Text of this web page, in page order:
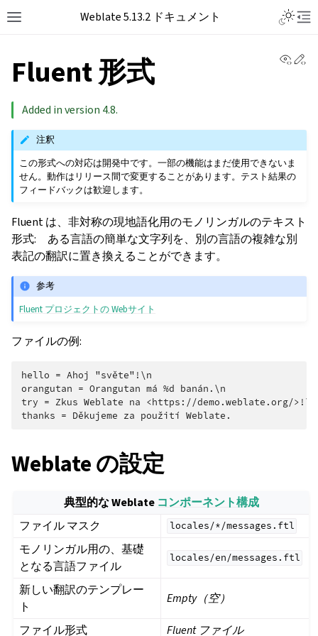
Toggle site navigation sidebar
Weblate 5.13.2 ドキュメント
Fluent 形式
Added in version 4.8.
注釈
この形式への対応は開発中です。一部の機能はまだ使用できないま
せん。動作はリリース間で変更することがあります。テスト結果の
フィードバックは歓迎します。
Fluent は、非対称の現地語化用のモノリンガルのテキスト
形式: ある言語の簡単な文字列を、別の言語の複雑な別
表記の翻訳に置き換えることができます。
参考
Fluent プロジェクトの Webサイト
ファイルの例:
hello = Ahoj "světe"!\n
orangutan = Orangutan má %d banán.\n
try = Zkus Weblate na <https://demo.weblate.org/>!\n
Weblate の設定
典型的な Weblate コンポーネント構成
ファイル マスク
locales/*/messages.ftl
モノリンガル用の、基礎
となる言語ファイル
locales/en/messages.ftl
新しい翻訳のテンプレー
ト
Empty（空）
ファイル形式 Fluent ファイル